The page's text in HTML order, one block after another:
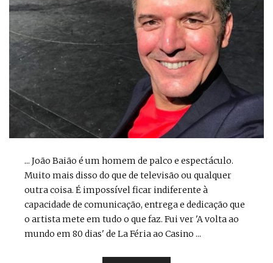
... João Baião é um homem de palco e espectáculo.
Muito mais disso do que de televisão ou qualquer
outra coisa. É impossível ficar indiferente à
capacidade de comunicação, entrega e dedicação que
o artista mete em tudo o que faz. Fui ver 'A volta ao
mundo em 80 dias' de La Féria ao Casino ...